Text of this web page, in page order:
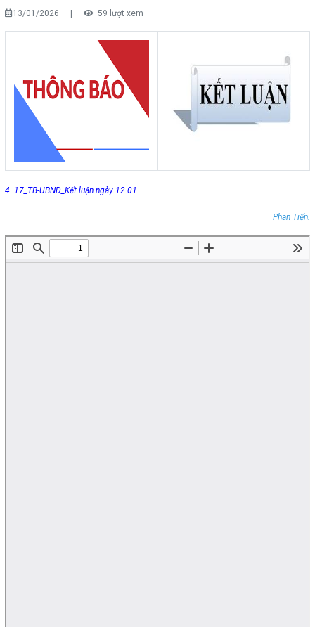
13/01/2026 59 lượt xem
4. 17_TB-UBND_Kết luận ngày 12.01
Phan Tiến.